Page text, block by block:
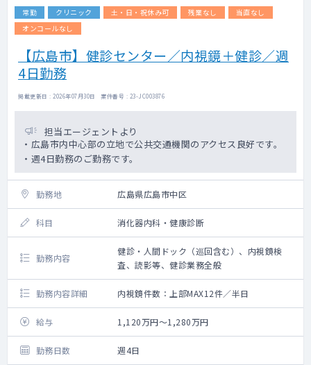
常勤 クリニック 土・日・祝休み可 残業なし
当直なし
オンコールなし
【広島市】健診センター／内視鏡＋健診／週
4日勤務
掲載更新日 : 2026年07月30日 案件番号 : 23-JC003876
担当エージェントより
・広島市内中心部の立地で公共交通機関のアクセス良好です。
・週4日勤務のご勤務です。
勤務地 広島県広島市中区
科目 消化器内科・健康診断
勤務内容
健診・人間ドック（巡回含む）、内視鏡検
査、読影等、健診業務全般
勤務内容詳細 内視鏡件数：上部MAX12件／半日
給与 1,120万円～1,280万円
勤務日数 週4日